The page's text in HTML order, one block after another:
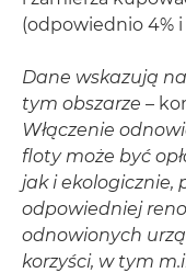
(odpowiednio 4%
Dane wskazują
tym obszarze –
Włączenie
floty może być
jak i
odpowiedniej
odnowionych
korzyści, w tym